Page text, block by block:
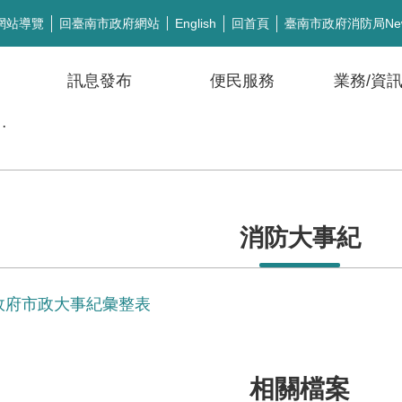
站導覽 回臺南市政府網站 English 回首頁 臺南市政府消防局
訊息發布 便民服務 業務/資
信
消防大事紀
市政大事紀彙整表
相關檔案